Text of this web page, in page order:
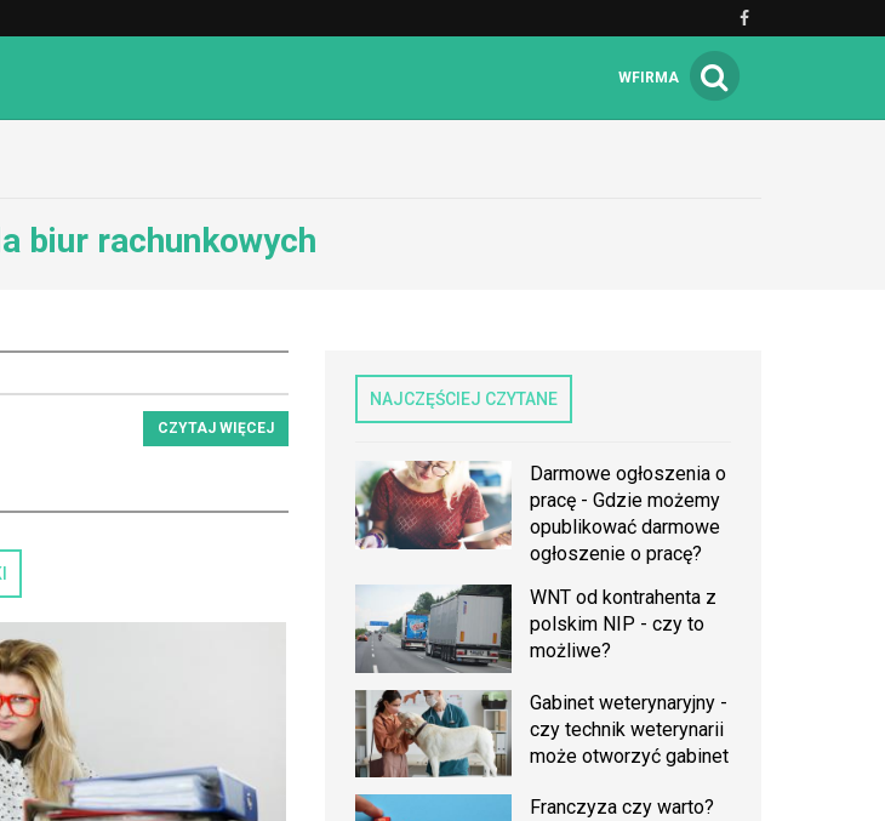
WFIRMA
biur rachunkowych
CZYTAJ WIĘCEJ
NAJCZĘŚCIEJ CZYTANE
Darmowe ogłoszenia o
pracę - Gdzie możemy
opublikować darmowe
ogłoszenie o pracę?
WNT od kontrahenta z
polskim NIP - czy to
możliwe?
Gabinet weterynaryjny -
czy technik weterynarii
może otworzyć gabinet
Franczyza czy warto?